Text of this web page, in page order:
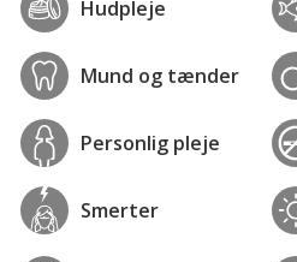
Hudpleje
Mund og tænder
Personlig pleje
Smerter